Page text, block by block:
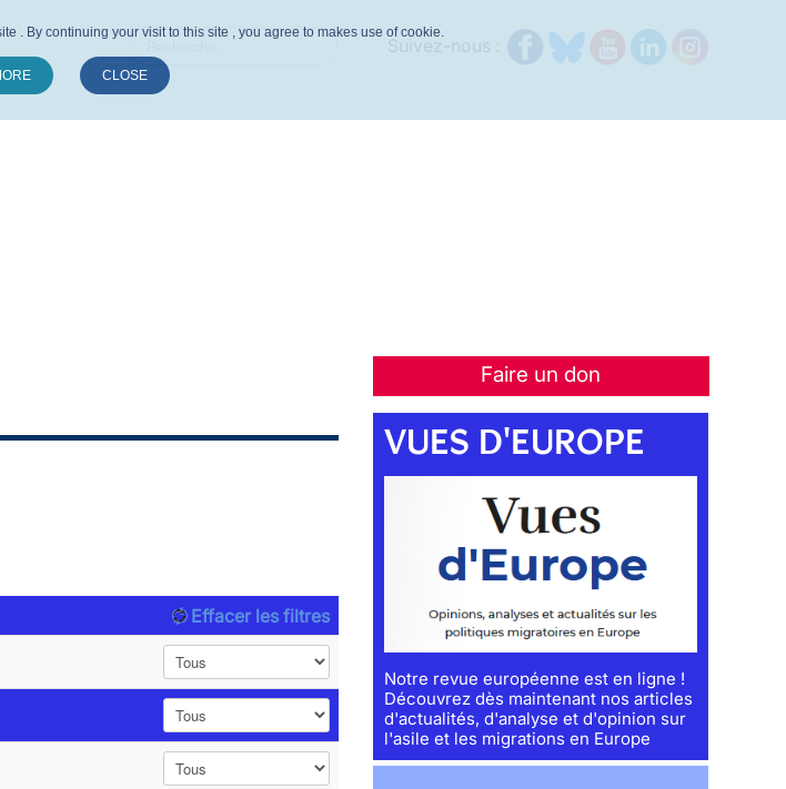
Faire un don
Effacer les filtres
VUES D'EUROPE
Notre revue européenne est en ligne !
Découvrez dès maintenant nos articles
d'actualités, d'analyse et d'opinion sur
l'asile et les migrations en Europe
. By continuing your visit to this site , you agree to makes use of cookie.
CLOSE